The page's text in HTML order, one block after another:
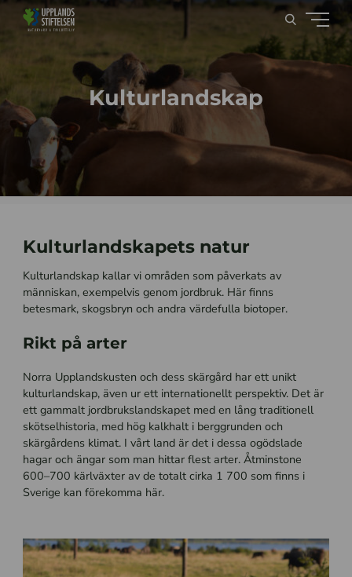
Kulturlandskap
Kulturlandskapets natur
Kulturlandskap kallar vi områden som påverkats av
människan, exempelvis genom jordbruk. Här finns
betesmark, skogsbryn och andra värdefulla biotoper.
Rikt på arter
Norra Upplandskusten och dess skärgård har ett unikt
kulturlandskap, även ur ett internationellt perspektiv. Det är
ett gammalt jordbrukslandskapet med en lång traditionell
skötselhistoria, med hög kalkhalt i berggrunden och
skärgårdens klimat. I vårt land är det i dessa ogödslade
hagar och ängar som man hittar flest arter. Åtminstone
600–700 kärlväxter av de totalt cirka 1 700 som finns i
Sverige kan förekomma här.